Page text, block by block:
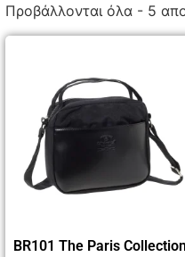
Προβάλλονται όλα - 5
BR101 The Paris Collection